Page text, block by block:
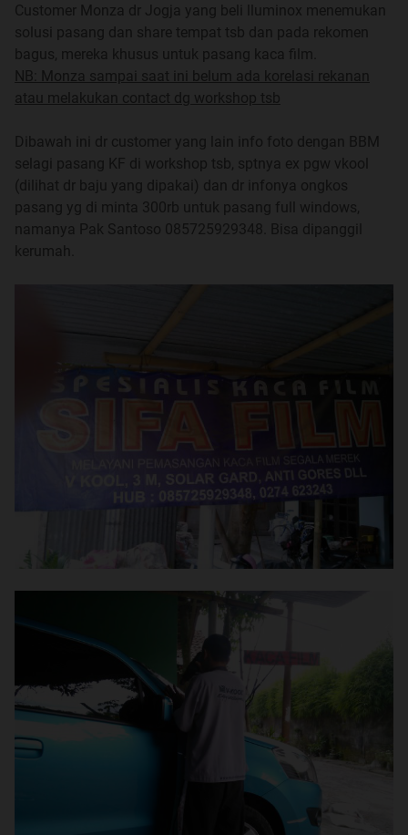
Spoiler forRecommended Seller & Installer List :
SpoilerforWebsite Resmi Merk Kaca Film
Customer Monza dr Jogja yang beli lluminox menemukan
solusi pasang dan share tempat tsb dan pada rekomen
bagus, mereka khusus untuk pasang kaca film.
NB: Monza sampai saat ini belum ada korelasi rekanan
atau melakukan contact dg workshop tsb
Dibawah ini dr customer yang lain info foto dengan BBM
selagi pasang KF di workshop tsb, sptnya ex pgw vkool
(dilihat dr baju yang dipakai) dan dr infonya ongkos
pasang yg di minta 300rb untuk pasang full windows,
namanya Pak Santoso 085725929348. Bisa dipanggil
kerumah.